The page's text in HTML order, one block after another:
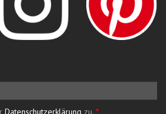
Datenschutzerklärung zu. *